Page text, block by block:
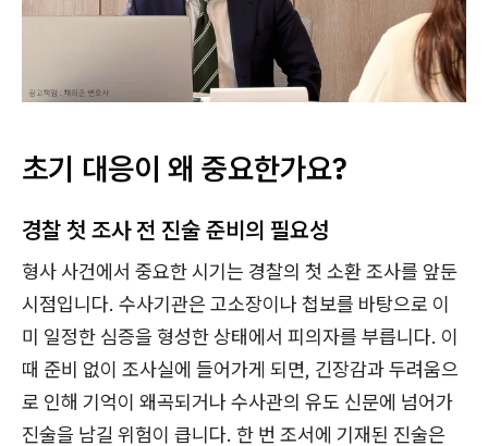
초기 대응이 왜 중요한가요?
경찰 첫 조사 전 진술 준비의 필요성
형사 사건에서 중요한 시기는 경찰의 첫 소환 조사를 앞둔
시점입니다. 수사기관은 고소장이나 첩보를 바탕으로 이
미 일정한 심증을 형성한 상태에서 피의자를 부릅니다. 이
때 준비 없이 조사실에 들어가게 되면, 긴장감과 두려움으
로 인해 기억이 왜곡되거나 수사관의 유도 신문에 넘어가
진술을 남길 위험이 큽니다. 한 번 조서에 기재된 진술은